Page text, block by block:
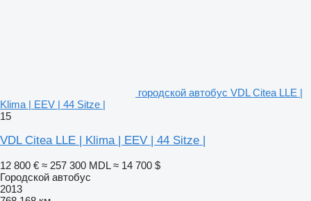
городской автобус VDL Citea LLE |
Klima | EEV | 44 Sitze |
15
VDL Citea LLE | Klima | EEV | 44 Sitze |
12 800 € ≈ 257 300 MDL ≈ 14 700 $
Городской автобус
2013